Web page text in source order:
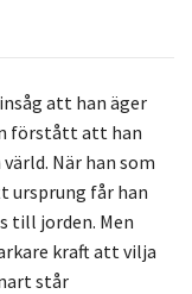
att han äger
förstått att han
När han som
ursprung får han
till jorden. Men
kraft att vilja
står